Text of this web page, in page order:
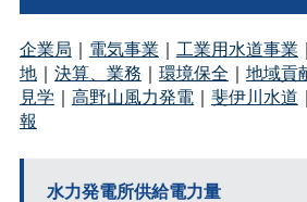
企業局 ｜ 電気事業 ｜ 工業用水道事業 ｜
地｜ 決算、業務 ｜ 環境保全 ｜ 地域貢
見学 ｜ 高野山風力発電 ｜ 斐伊川水道 ｜
報
水力発電所供給電力量